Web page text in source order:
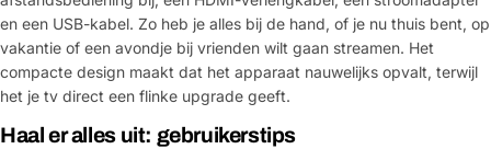
en een USB-kabel. Zo heb je alles bij de hand, of je nu thuis bent, op
vakantie of een avondje bij vrienden wilt gaan streamen. Het
compacte design maakt dat het apparaat nauwelijks opvalt, terwijl
het je tv direct een flinke upgrade geeft.
Haal er alles uit: gebruikerstips